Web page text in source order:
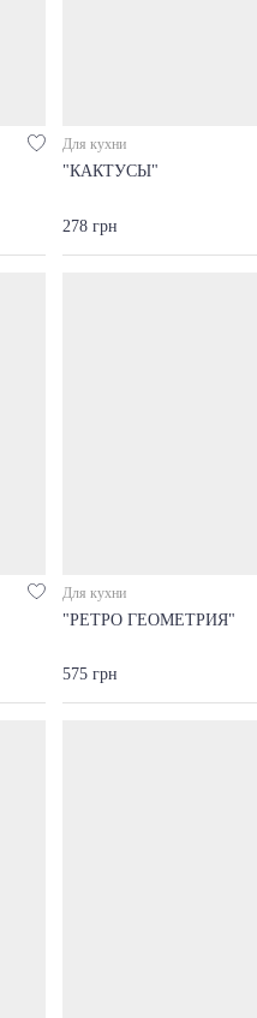
Для кухни
"КАКТУСЫ"
278 грн
Для кухни
"РЕТРО ГЕОМЕТРИЯ"
575 грн